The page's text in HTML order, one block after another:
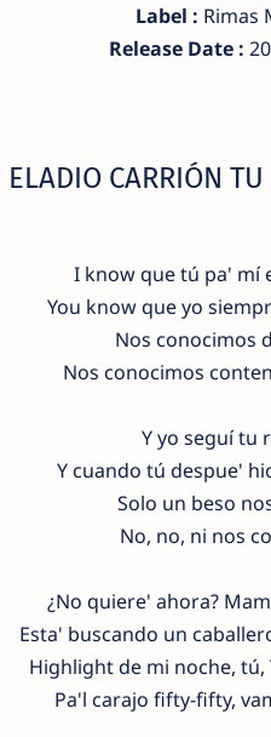
Label : Rimas
Release Date :
ELADIO CARRIÓN
I know que tú pa' mí
You know que yo
Nos conocimos
Nos conocimos
Y yo seguí tu
Y cuando tú despue'
Solo un beso
No, no, ni nos
¿No quiere' ahora?
Esta' buscando un
Highlight de mi noche, tú,
Pa'l carajo fifty-fifty,